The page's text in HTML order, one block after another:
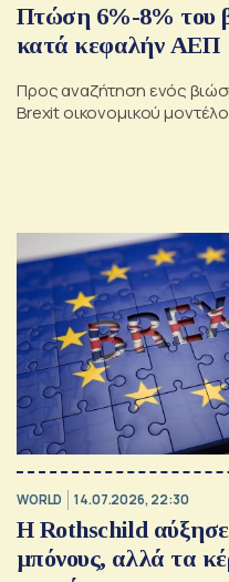
Πτώση 6%-8% του
κατά κεφαλήν ΑΕΠ
Προς αναζήτηση ενός
Brexit οικονομικού
WORLD 14.07.2026, 22:30
Η Rothschild
μπόνους, αλλά τα